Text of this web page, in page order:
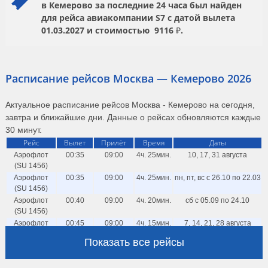
в Кемерово за последние 24 часа был найден
для рейса авиакомпании S7 с датой вылета
01.03.2027 и стоимостью 9116 ₽.
Расписание рейсов Москва — Кемерово 2026
Актуальное расписание рейсов Москва - Кемерово на сегодня,
завтра и ближайшие дни. Данные о рейсах обновляются каждые
30 минут.
Рейс Вылет Прилёт Время Даты
Аэрофлот
(SU 1456)
00:35 09:00 4ч. 25мин. 10, 17, 31 августа
Аэрофлот
(SU 1456)
00:35 09:00 4ч. 25мин. пн, пт, вс с 26.10 по 22.03
Аэрофлот
(SU 1456)
00:40 09:00 4ч. 20мин. сб с 05.09 по 24.10
Аэрофлот
00:45 09:00 4ч. 15мин. 7, 14, 21, 28 августа
05:45 4ч. 30мин.
Показать все рейсы